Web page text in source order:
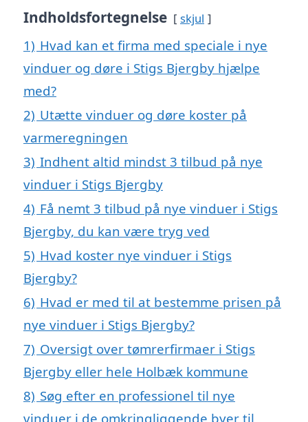
Indholdsfortegnelse skjul
1) Hvad kan et firma med speciale i nye
vinduer og døre i Stigs Bjergby hjælpe
med?
2) Utætte vinduer og døre koster på
varmeregningen
3) Indhent altid mindst 3 tilbud på nye
vinduer i Stigs Bjergby
4) Få nemt 3 tilbud på nye vinduer i Stigs
Bjergby, du kan være tryg ved
5) Hvad koster nye vinduer i Stigs
Bjergby?
6) Hvad er med til at bestemme prisen på
nye vinduer i Stigs Bjergby?
7) Oversigt over tømrerfirmaer i Stigs
Bjergby eller hele Holbæk kommune
8) Søg efter en professionel til nye
vinduer i de omkringliggende byer til